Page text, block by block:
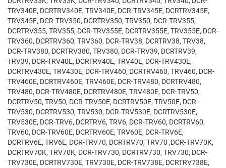
TRV340E, DCRTRV340E, TRV340E, DCR-TRV345E, DCRTRV345E,
TRV345E, DCR-TRV350, DCRTRV350, TRV350, DCR-TRV355,
DCRTRV355, TRV355, DCR-TRV355E, DCRTRV355E, TRV355E, DCR-
TRV360, DCRTRV360, TRV360, DCR-TRV38, DCRTRV38, TRV38,
DCR-TRV380, DCRTRV380, TRV380, DCR-TRV39, DCRTRV39,
TRV39, DCR-TRV40E, DCRTRV40E, TRV40E, DCR-TRV430E,
DCRTRV430E, TRV430E, DCR-TRV460, DCRTRV460, TRV460, DCR-
TRV460E, DCRTRV460E, TRV460E, DCR-TRV480, DCRTRV480,
TRV480, DCR-TRV480E, DCRTRV480E, TRV480E, DCR-TRV50,
DCRTRV50, TRV50, DCR-TRV50E, DCRTRV50E, TRV50E, DCR-
TRV530, DCRTRV530, TRV530, DCR-TRV530E, DCRTRV530E,
TRV530E, DCR-TRV6, DCRTRV6, TRV6, DCR-TRV60, DCRTRV60,
TRV60, DCR-TRV60E, DCRTRV60E, TRV60E, DCR-TRV6E,
DCRTRV6E, TRV6E, DCR-TRV70, DCRTRV70, TRV70 ,DCR-TRV70K,
DCRTRV70K, TRV70K, DCR-TRV730, DCRTRV730, TRV730, DCR-
TRV730E, DCRTRV730E, TRV730E, DCR-TRV738E, DCRTRV738E,